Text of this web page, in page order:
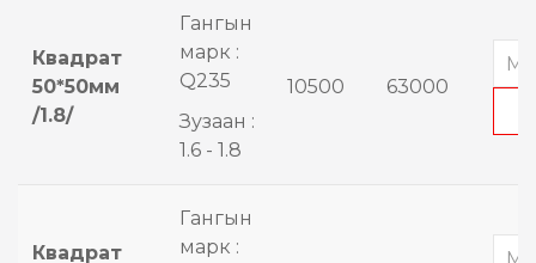
Квадрат
50*50мм
/1.8/
Гангын
марк :
Q235
Зузаан :
1.6 - 1.8
10500 63000
Квадрат
Гангын
марк :